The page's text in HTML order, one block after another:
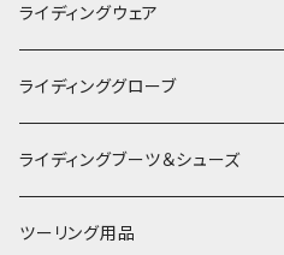
KUSHITANI
RSタイチ
アルパインスターズ
アライヘルメット
ライディングウェア
春夏ライディングジャケット
春夏ライディングパンツ
秋冬ライディングジャケット
ライディンググローブ
オールシーズングローブ
メッシュグローブ
ライディングブーツ＆シューズ
ライディングブーツ
ツーリング用品